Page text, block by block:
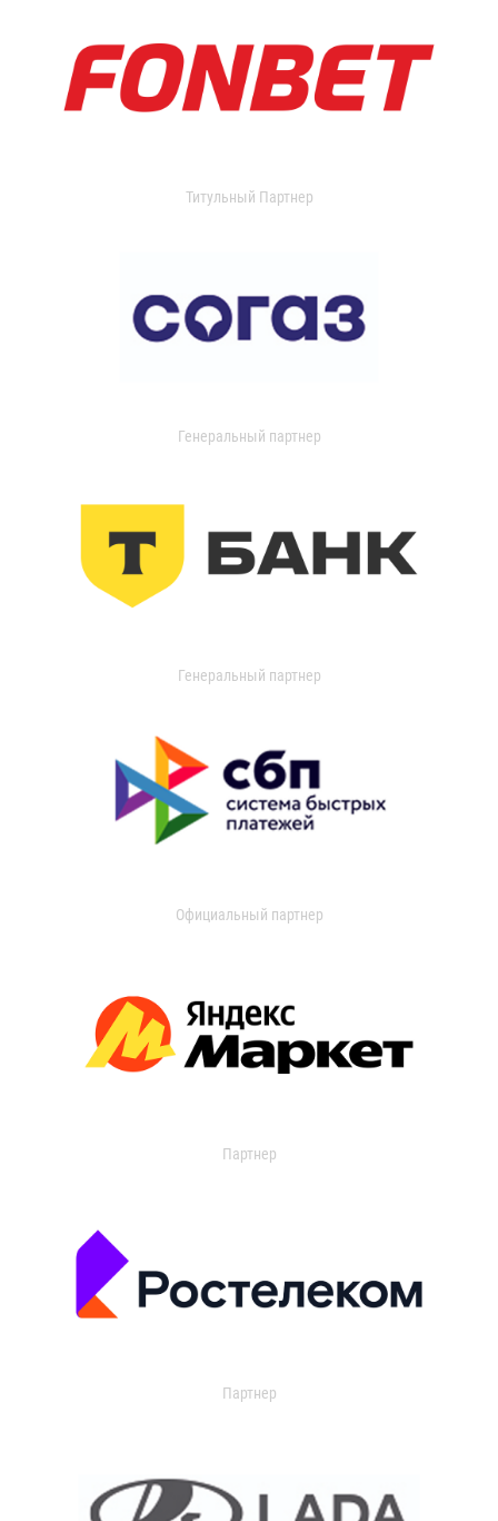
Титульный Партнер
Генеральный партнер
Генеральный партнер
Официальный партнер
Партнер
Партнер